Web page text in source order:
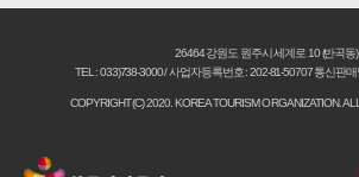
26464 강원도 원주시 세계로 10 (반곡동)
TEL : 033)738-3000 / 사업자등록번호 : 202-81-50707 통신판
COPYRIGHT(C) 2020. KOREA TOURISM ORGANIZATION.